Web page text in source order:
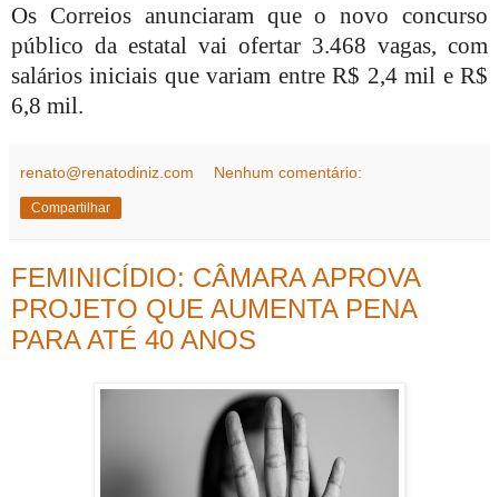
Os Correios anunciaram que o novo concurso
público da estatal vai ofertar 3.468 vagas, com
salários iniciais que variam entre R$ 2,4 mil e R$
6,8 mil.
renato@renatodiniz.com Nenhum comentário:
Compartilhar
FEMINICÍDIO: CÂMARA APROVA
PROJETO QUE AUMENTA PENA
PARA ATÉ 40 ANOS